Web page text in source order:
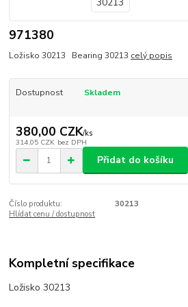
971380
Ložisko 30213 Bearing 30213 celý popis
Dostupnost Skladem
380,00 CZK/ks
314,05 CZK bez DPH
Přidat do košíku
Číslo produktu:
30213
Hlídat cenu / dostupnost
Kompletní specifikace
Ložisko 30213